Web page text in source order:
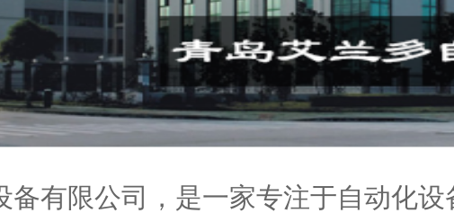
备有限公司，是一家专注于自动化